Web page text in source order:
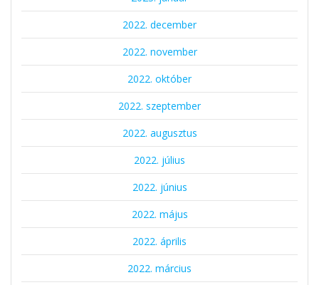
2022. december
2022. november
2022. október
2022. szeptember
2022. augusztus
2022. július
2022. június
2022. május
2022. április
2022. március